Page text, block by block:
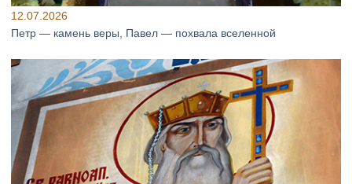
12.07.2026
Петр — камень веры, Павел — похвала вселенной